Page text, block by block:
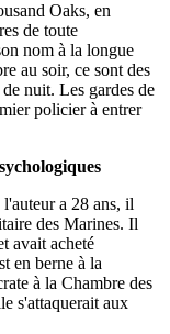
Oaks, en
de toute
nom à la longue
au soir, ce sont des
nuit. Les gardes de
policier à entrer
a 28 ans, il
des Marines. Il
avait acheté
en berne à la
à la Chambre des
s'attaquerait aux